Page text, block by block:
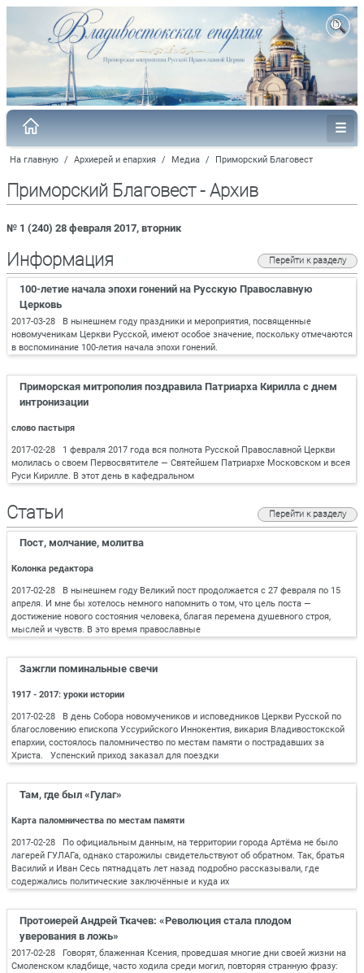
На главную / Архиерей и епархия / Медиа / Приморский Благовест
Приморский Благовест - Архив
№ 1 (240) 28 февраля 2017, вторник
Информация Перейти к разделу
100-летие начала эпохи гонений на Русскую Православную
Церковь
2017-03-28 В нынешнем году праздники и мероприятия, посвященные
новомученикам Церкви Русской, имеют особое значение, поскольку отмечаются
в воспоминание 100-летия начала эпохи гонений.
Приморская митрополия поздравила Патриарха Кирилла с днем
интронизации
слово пастыря
2017-02-28 1 февраля 2017 года вся полнота Русской Православной Церкви
молилась о своем Первосвятителе — Святейшем Патриархе Московском и всея
Руси Кирилле. В этот день в кафедральном
Статьи Перейти к разделу
Пост, молчание, молитва
Колонка редактора
2017-02-28 В нынешнем году Великий пост продолжается с 27 февраля по 15
апреля. И мне бы хотелось немного напомнить о том, что цель поста —
достижение нового состояния человека, благая перемена душевного строя,
мыслей и чувств. В это время православные
Зажгли поминальные свечи
1917 - 2017: уроки истории
2017-02-28 В день Собора новомучеников и исповедников Церкви Русской по
благословению епископа Уссурийского Иннокентия, викария Владивостокской
епархии, состоялось паломничество по местам памяти о пострадавших за
Христа. Успенский приход заказал для поездки
Там, где был «Гулаг»
Карта паломничества по местам памяти
2017-02-28 По официальным данным, на территории города Артёма не было
лагерей ГУЛАГа, однако старожилы свидетельствуют об обратном. Так, братья
Василий и Иван Сесь пятнадцать лет назад подробно рассказывали, где
содержались политические заключённые и куда их
Протоиерей Андрей Ткачев: «Революция стала плодом
уверования в ложь»
2017-02-28 Говорят, блаженная Ксения, проведшая многие дни своей жизни на
Смоленском кладбище, часто ходила среди могил, повторяя странную фразу: